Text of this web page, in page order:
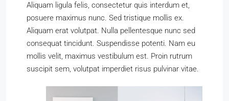
Aliquam ligula felis, consectetur quis interdum et,
posuere maximus nunc. Sed tristique mollis ex.
Aliquam erat volutpat. Nulla pellentesque nunc sed
consequat tincidunt. Suspendisse potenti. Nam eu
mollis velit, maximus vestibulum est. Proin rutrum
suscipit sem, volutpat imperdiet risus pulvinar vitae.